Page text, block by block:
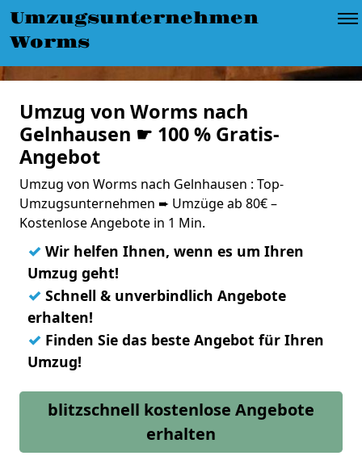
Umzugsunternehmen
Worms
Umzug von Worms nach
Gelnhausen ☛ 100 % Gratis-
Angebot
Umzug von Worms nach Gelnhausen : Top-
Umzugsunternehmen ➨ Umzüge ab 80€ –
Kostenlose Angebote in 1 Min.
✓ Wir helfen Ihnen, wenn es um Ihren
Umzug geht!
✓ Schnell & unverbindlich Angebote
erhalten!
✓ Finden Sie das beste Angebot für Ihren
Umzug!
blitzschnell kostenlose Angebote
erhalten